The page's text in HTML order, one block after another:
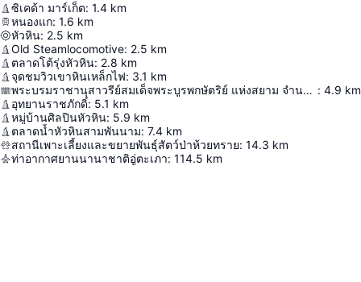
ซิเคด้า มาร์เก็ต: 1.4 km
หนองแก: 1.6 km
หัวหิน: 2.5 km
Old Steamlocomotive: 2.5 km
ตลาดโต้รุ่งหัวหิน: 2.8 km
จุดชมวิวเขาหินเหล็กไฟ: 3.1 km
พระบรมราชานุสาวรีย์สมเด็จพระบูรพกษัตริย์ แห่งสยาม จำนวน ๗ พระองค์ : 4.9 km
อุทยานราชภักดิ์: 5.1 km
หมู่บ้านศิลปินหัวหิน: 5.9 km
ตลาดน้ำหัวหินสามพันนาม: 7.4 km
สถานีเพาะเลี้ยงและขยายพันธุ์สัตว์ป่าห้วยทราย: 14.3 km
ท่าอากาศยานนานาชาติอู่ตะเภา: 114.5 km